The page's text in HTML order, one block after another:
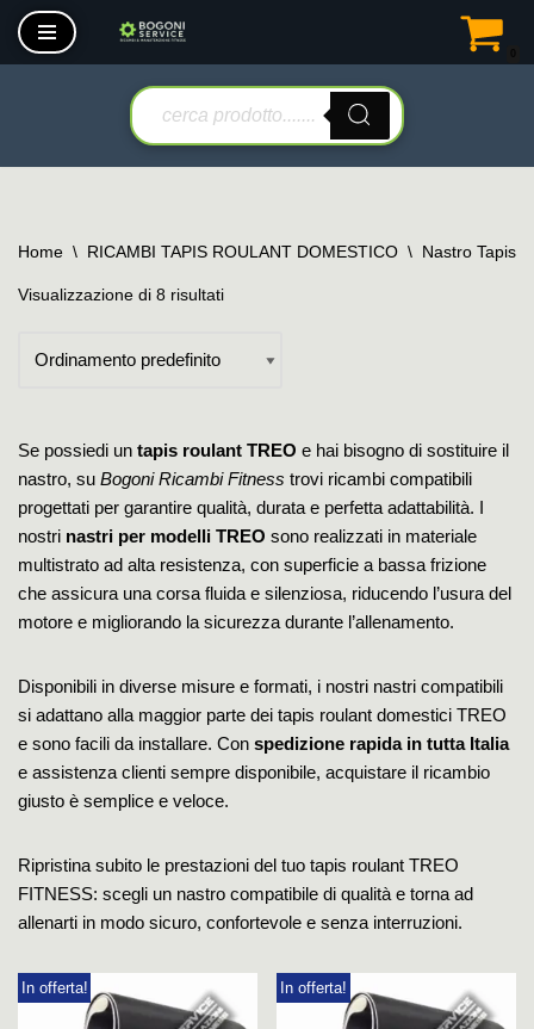
Vai
Home \ RICAMBI TAPIS ROULANT DOMESTICO \ Nastro Tapis
Visualizzazione di 8 risultati
Se possiedi un tapis roulant TREO e hai bisogno di sostituire il
nastro, su Bogoni Ricambi Fitness trovi ricambi compatibili
progettati per garantire qualità, durata e perfetta adattabilità. I
nostri nastri per modelli TREO sono realizzati in materiale
multistrato ad alta resistenza, con superficie a bassa frizione
che assicura una corsa fluida e silenziosa, riducendo l’usura del
motore e migliorando la sicurezza durante l’allenamento.
Disponibili in diverse misure e formati, i nostri nastri compatibili
si adattano alla maggior parte dei tapis roulant domestici TREO
e sono facili da installare. Con spedizione rapida in tutta Italia
e assistenza clienti sempre disponibile, acquistare il ricambio
giusto è semplice e veloce.
Ripristina subito le prestazioni del tuo tapis roulant TREO
FITNESS: scegli un nastro compatibile di qualità e torna ad
allenarti in modo sicuro, confortevole e senza interruzioni.
In offerta! In offerta!